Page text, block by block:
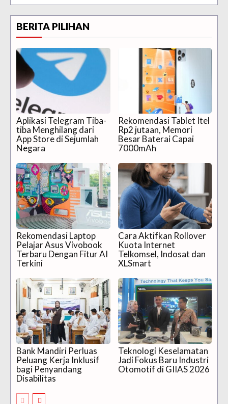
BERITA PILIHAN
Aplikasi Telegram Tiba-
tiba Menghilang dari
App Store di Sejumlah
Negara
Rekomendasi Tablet Itel
Rp2 jutaan, Memori
Besar Baterai Capai
7000mAh
Rekomendasi Laptop
Pelajar Asus Vivobook
Terbaru Dengan Fitur AI
Terkini
Cara Aktifkan Rollover
Kuota Internet
Telkomsel, Indosat dan
XLSmart
Bank Mandiri Perluas
Peluang Kerja Inklusif
bagi Penyandang
Disabilitas
Teknologi Keselamatan
Jadi Fokus Baru Industri
Otomotif di GIIAS 2026